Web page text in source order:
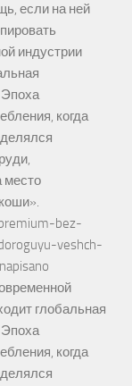
если на ней
индустрии
Эпоха
когда
место
bez-
veshch-
глобальная
Эпоха
когда